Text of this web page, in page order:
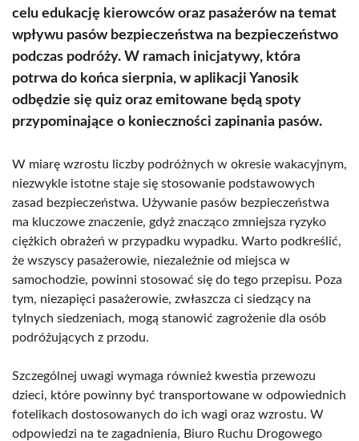
celu edukację kierowców oraz pasażerów na temat
wpływu pasów bezpieczeństwa na bezpieczeństwo
podczas podróży. W ramach inicjatywy, która
potrwa do końca sierpnia, w aplikacji Yanosik
odbędzie się quiz oraz emitowane będą spoty
przypominające o konieczności zapinania pasów.
W miarę wzrostu liczby podróżnych w okresie wakacyjnym,
niezwykle istotne staje się stosowanie podstawowych
zasad bezpieczeństwa. Używanie pasów bezpieczeństwa
ma kluczowe znaczenie, gdyż znacząco zmniejsza ryzyko
ciężkich obrażeń w przypadku wypadku. Warto podkreślić,
że wszyscy pasażerowie, niezależnie od miejsca w
samochodzie, powinni stosować się do tego przepisu. Poza
tym, niezapięci pasażerowie, zwłaszcza ci siedzący na
tylnych siedzeniach, mogą stanowić zagrożenie dla osób
podróżujących z przodu.
Szczególnej uwagi wymaga również kwestia przewozu
dzieci, które powinny być transportowane w odpowiednich
fotelikach dostosowanych do ich wagi oraz wzrostu. W
odpowiedzi na te zagadnienia, Biuro Ruchu Drogowego